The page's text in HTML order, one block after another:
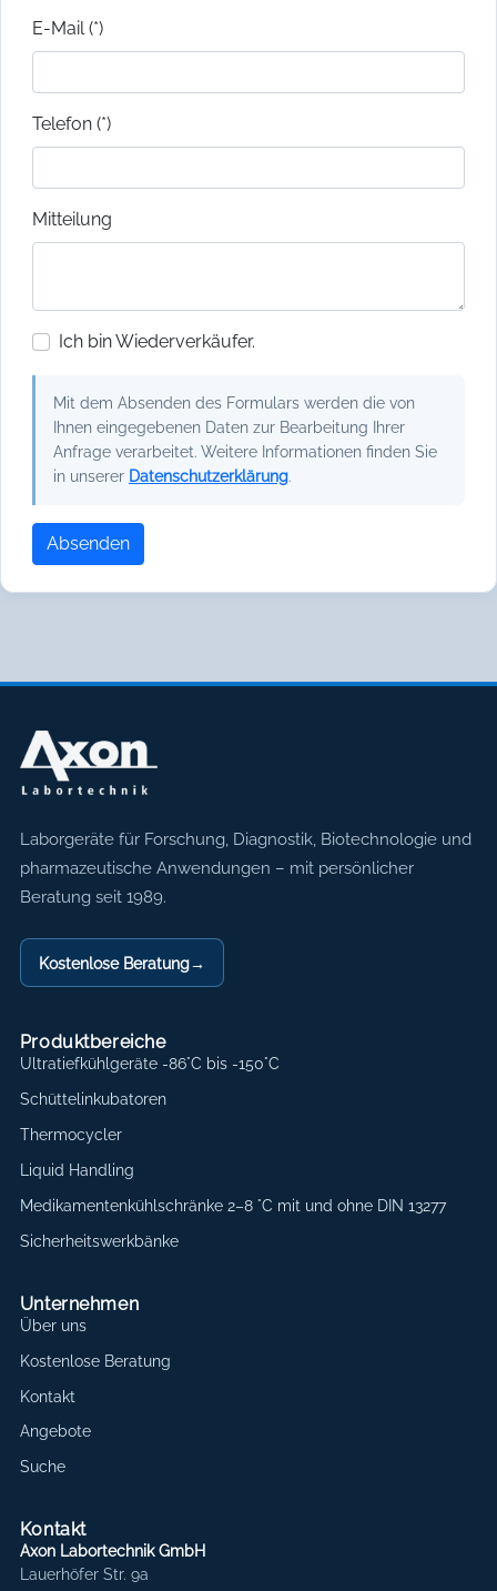
E-Mail (*)
Telefon (*)
Mitteilung
Ich bin Wiederverkäufer.
Mit dem Absenden des Formulars werden die von
Ihnen eingegebenen Daten zur Bearbeitung Ihrer
Anfrage verarbeitet. Weitere Informationen finden Sie
in unserer Datenschutzerklärung.
Absenden
Axon Labortechnik
Laborgeräte für Forschung, Diagnostik, Biotechnologie und
pharmazeutische Anwendungen – mit persönlicher
Beratung seit 1989.
Kostenlose Beratung→
Produktbereiche
Ultratiefkühlgeräte -86°C bis -150°C
Schüttelinkubatoren
Thermocycler
Liquid Handling
Medikamentenkühlschränke 2–8 °C mit und ohne DIN 13277
Sicherheitswerkbänke
Unternehmen
Über uns
Kostenlose Beratung
Kontakt
Angebote
Suche
Kontakt
Axon Labortechnik GmbH
Lauerhöfer Str. 9a